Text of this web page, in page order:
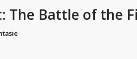
The Battle of the